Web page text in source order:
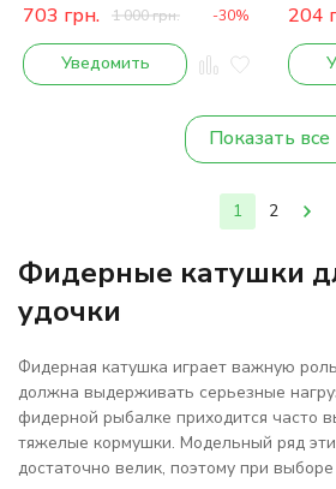
703 грн. 1 000грн. -30%
Уведомить
204
Показать все
1 2
Фидерные катушки
удочки
Фидерная катушка играет важную
должна выдерживать серьезные
фидерной рыбалке приходится часто
тяжелые кормушки. Модельный ряд
достаточно велик, поэтому при